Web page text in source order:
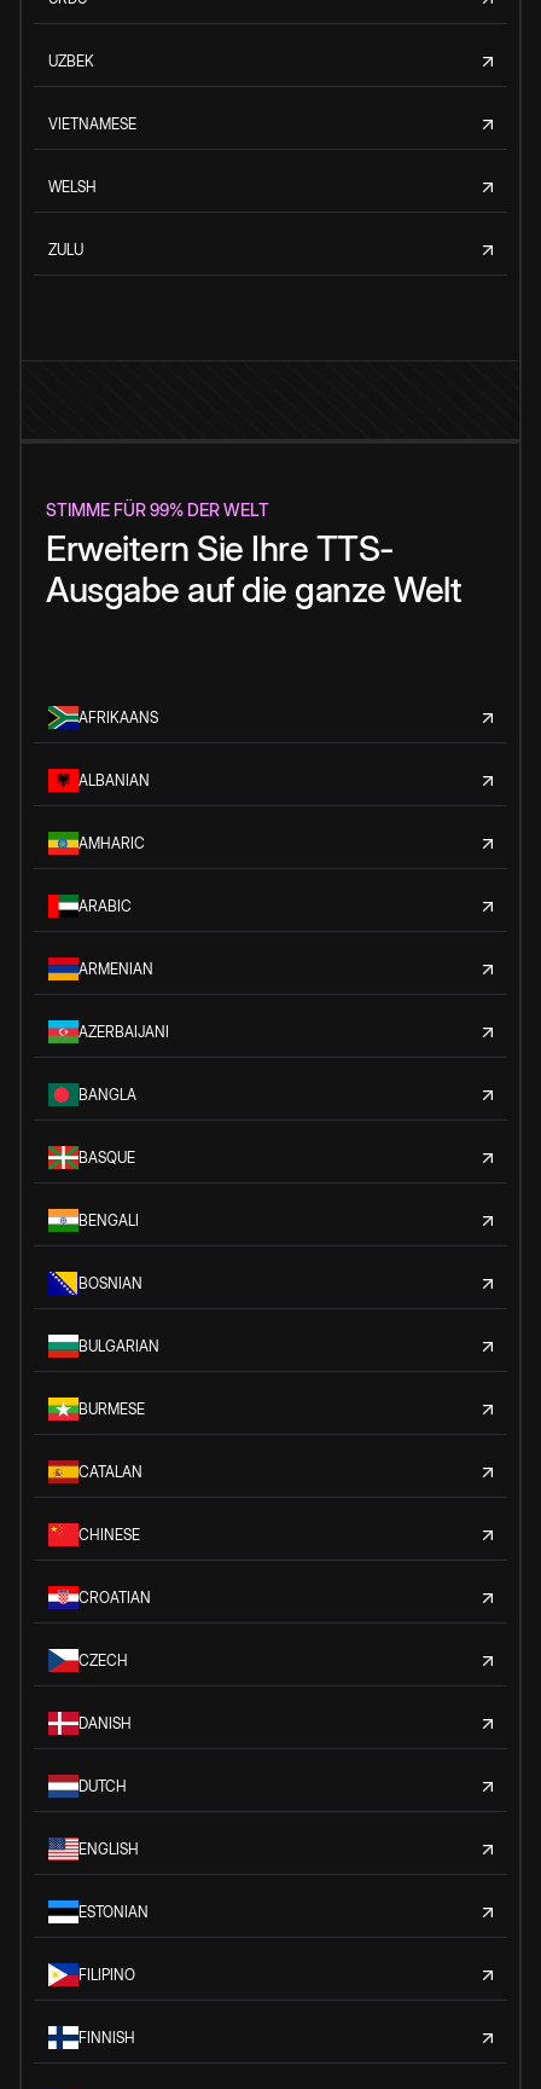
UZBEK
VIETNAMESE
WELSH
ZULU
STIMME FÜR 99% DER WELT
Erweitern Sie Ihre TTS-
Ausgabe auf die ganze Welt
AFRIKAANS
ALBANIAN
AMHARIC
ARABIC
ARMENIAN
AZERBAIJANI
BANGLA
BASQUE
BENGALI
BOSNIAN
BULGARIAN
BURMESE
CATALAN
CHINESE
CROATIAN
CZECH
DANISH
DUTCH
ENGLISH
ESTONIAN
FILIPINO
FINNISH